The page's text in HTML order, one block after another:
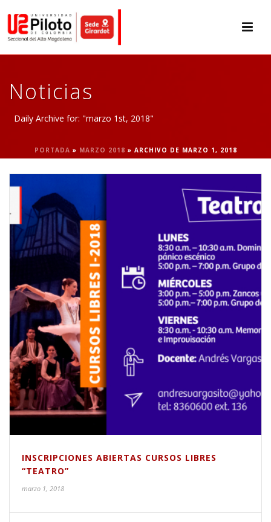
Noticias
Daily Archive for: "marzo 1st, 2018"
PORTADA » MARZO 2018 » ARCHIVO DE MARZO 1, 2018
INSCRIPCIONES ABIERTAS CURSOS LIBRES
“TEATRO”
marzo 1, 2018